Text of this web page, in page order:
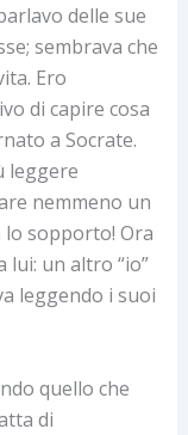
delle sue
sembrava che
Ero
di capire cosa
a Socrate.
leggere
nemmeno un
lo sopporto! Ora
un altro “io”
leggendo i suoi
quello che
di